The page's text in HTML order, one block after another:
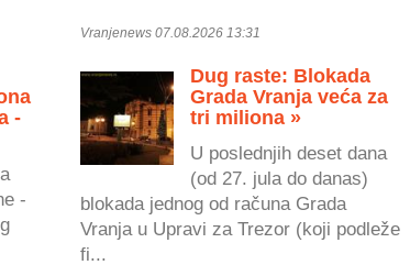
-
-
Vranjenews 07.08.2026 13:31
Dug raste: Blokada
Grada Vranja veća za
tri miliona »
U poslednjih deset dana
(od 27. jula do danas)
blokada jednog od računa Grada
Vranja u Upravi za Trezor (koji podleže
fi...